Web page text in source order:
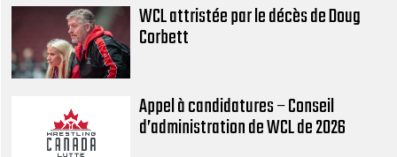
WCL attristée par le décès de Doug
Corbett
Appel à candidatures – Conseil
d’administration de WCL de 2026